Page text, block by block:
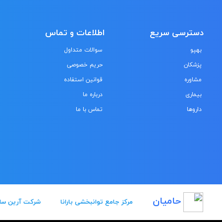
دسترسی سریع
بهپو
پزشکان
مشاوره
بیماری
داروها
اطلاعات و تماس
سوالات متداول
حریم خصوصی
قوانین استفاده
درباره ما
تماس با ما
حامیان مرکز جامع توانبخشی بارانا شرکت آرین